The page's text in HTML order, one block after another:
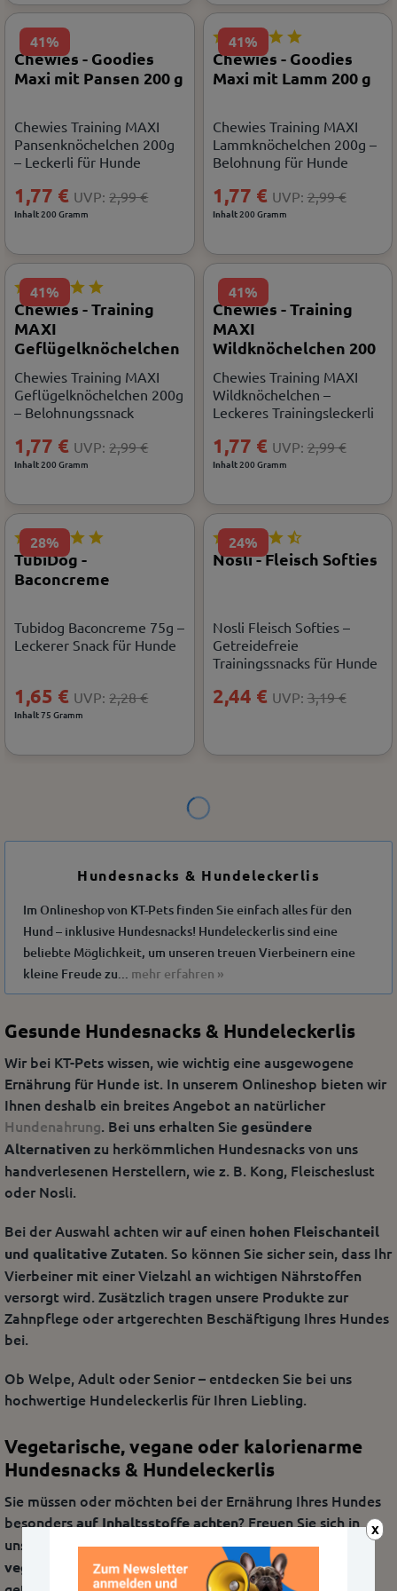
41%
Chewies - Goodies
Maxi mit Pansen 200 g
Chewies Training MAXI
Pansenknöchelchen 200g
– Leckerli für Hunde
UVP:2,99 €
1,77 €
Inhalt200 Gramm
41%
Chewies - Goodies
Maxi mit Lamm 200 g
Chewies Training MAXI
Lammknöchelchen 200g –
Belohnung für Hunde
UVP:2,99 €
1,77 €
Inhalt200 Gramm
41%
Chewies - Training
MAXI
Geflügelknöchelchen
200 g
Chewies Training MAXI
Geflügelknöchelchen 200g
– Belohnungssnack
UVP:2,99 €
1,77 €
Inhalt200 Gramm
41%
Chewies - Training
MAXI
Wildknöchelchen 200
Chewies Training MAXI
Wildknöchelchen –
Leckeres Trainingsleckerli
UVP:2,99 €
1,77 €
Inhalt200 Gramm
28%
TubiDog -
Baconcreme
Tubidog Baconcreme 75g –
Leckerer Snack für Hunde
UVP:2,28 €
1,65 €
Inhalt75 Gramm
24%
Nosli - Fleisch Softies
Nosli Fleisch Softies –
Getreidefreie
Trainingssnacks für Hunde
UVP:3,19 €
2,44 €
Hundesnacks & Hundeleckerlis
Im Onlineshop von KT-Pets finden Sie einfach alles für den
Hund – inklusive Hundesnacks! Hundeleckerlis sind eine
beliebte Möglichkeit, um unseren treuen Vierbeinern eine
kleine Freude zu... mehr erfahren »
Gesunde Hundesnacks & Hundeleckerlis
Wir bei KT-Pets wissen, wie wichtig eine ausgewogene
Ernährung für Hunde ist. In unserem Onlineshop bieten wir
Ihnen deshalb ein breites Angebot an natürlicher
Hundenahrung. Bei uns erhalten Siegesündere
Alternativenzu herkömmlichen Hundesnacks von uns
handverlesenen Herstellern, wie z. B. Kong, Fleischeslust
oder Nosli.
Bei der Auswahl achten wir auf einen hohen Fleischanteil
und qualitative Zutaten. So können Sie sicher sein, dass Ihr
Vierbeiner mit einer Vielzahl an wichtigen Nährstoffen
versorgt wird. Zusätzlich tragen unsere Produkte zur
Zahnpflege oder artgerechten Beschäftigung Ihres Hundes
bei.
Ob Welpe, Adult oder Senior – entdecken Sie bei uns
hochwertige Hundeleckerlis für Ihren Liebling.
Vegetarische, vegane oder kalorienarme
Hundesnacks & Hundeleckerlis
Sie müssen oder möchten bei der Ernährung Ihres Hundes
besondersauf Inhaltsstoffe achten? Freuen Sie sich in
unserem Onlineshop über eine Palette anveganen,
vegetarischen und kalorienarmenHundesnacks! Auch
X